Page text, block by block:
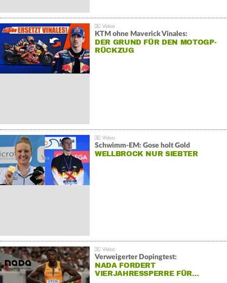
KTM ohne Maverick Vinales:
DER GRUND FÜR DEN MOTOGP-
RÜCKZUG
Schwimm-EM: Gose holt Gold
WELLBROCK NUR SIEBTER
Verweigerter Dopingtest:
NADA FORDERT
VIERJAHRESSPERRE FÜR…